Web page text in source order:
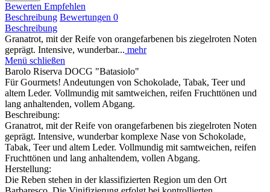
Bewerten Empfehlen
Beschreibung Bewertungen 0
Beschreibung
Granatrot, mit der Reife von orangefarbenen bis ziegelroten Noten
geprägt. Intensive, wunderbar... mehr
Menü schließen
Barolo Riserva DOCG "Batasiolo"
Für Gourmets! Andeutungen von Schokolade, Tabak, Teer und
altem Leder. Vollmundig mit samtweichen, reifen Fruchttönen und
lang anhaltenden, vollem Abgang.
Beschreibung:
Granatrot, mit der Reife von orangefarbenen bis ziegelroten Noten
geprägt. Intensive, wunderbar komplexe Nase von Schokolade,
Tabak, Teer und altem Leder. Vollmundig mit samtweichen, reifen
Fruchttönen und lang anhaltendem, vollen Abgang.
Herstellung:
Die Reben stehen in der klassifizierten Region um den Ort